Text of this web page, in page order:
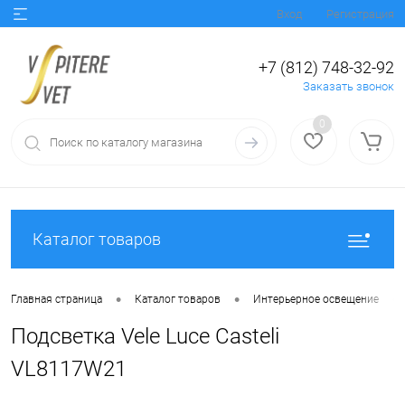
Вход Регистрация
+7 (812) 748-32-92
Заказать звонок
0
Каталог товаров
Главная страница • Каталог товаров • Интерьерное освещение
Подсветка Vele Luce Casteli
VL8117W21